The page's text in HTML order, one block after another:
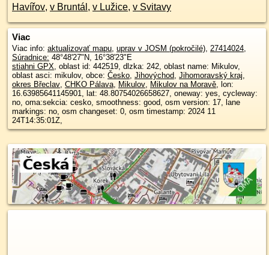
Havířov, v Bruntál , v Lužice, v Svitavy
Viac
Viac info: aktualizovať mapu, uprav v JOSM (pokročilé), 27414024,
Súradnice: 48°48'27"N, 16°38'23"E
stiahni GPX, oblast id: 442519, dlzka: 242, oblast name: Mikulov,
oblast asci: mikulov, obce: Česko, Jihovýchod, Jihomoravský kraj,
okres Břeclav, CHKO Pálava, Mikulov, Mikulov na Moravě, lon:
16.63985641145901, lat: 48.80754026658627, oneway: yes, cycleway:
no, oma:sekcia: cesko, smoothness: good, osm version: 17, lane
markings: no, osm changeset: 0, osm timestamp: 2024 11
24T14:35:01Z,